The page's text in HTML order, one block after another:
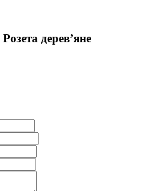
Розета дерев’яне